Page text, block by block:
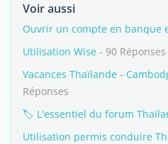
Voir aussi
Ouvrir un compte en banque
Utilisation Wise - 90 Réponses
Vacances Thaïlande -
Réponses
🏷️ L'essentiel du forum
Utilisation permis conduire